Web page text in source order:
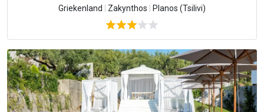
Griekenland Zakynthos Planos (Tsilivi)